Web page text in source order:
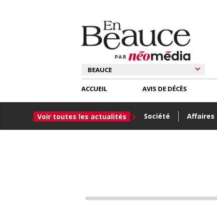
ACCUEIL
Voir toutes les actualités Société Affaires
AVIS DE DÉCÈS